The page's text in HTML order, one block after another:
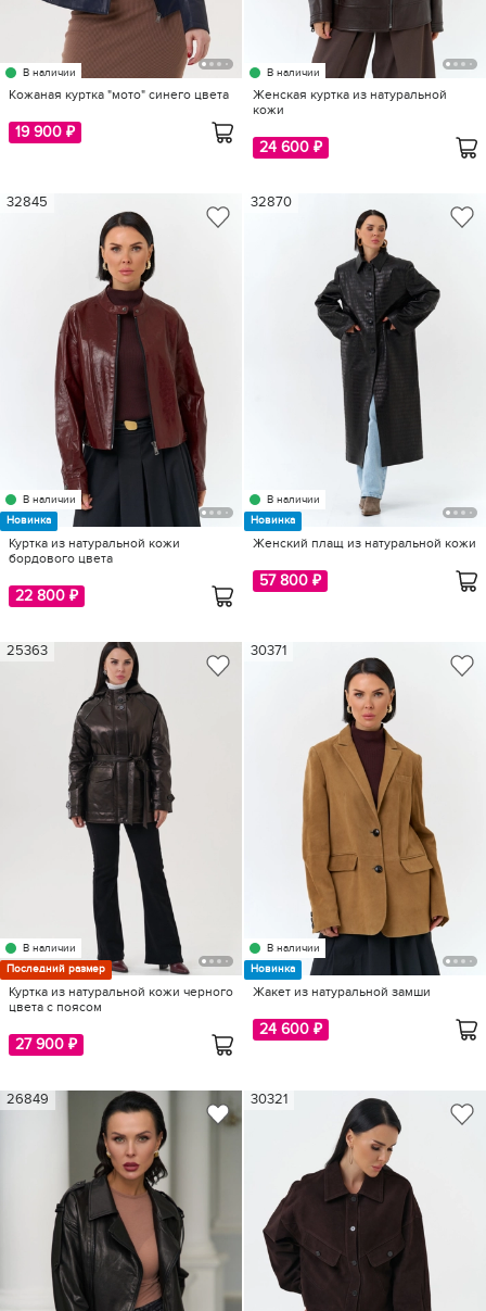
В наличии
Кожаная куртка "мото" синего цвета
19 900 ₽
В наличии
Женская куртка из натуральной
кожи
24 600 ₽
В наличии
Новинка
32845
Куртка из натуральной кожи
бордового цвета
22 800 ₽
В наличии
Новинка
32870
Женский плащ из натуральной кожи
57 800 ₽
В наличии
Последний размер
25363
Куртка из натуральной кожи черного
цвета с поясом
27 900 ₽
В наличии
Новинка
30371
Жакет из натуральной замши
24 600 ₽
26849 30321